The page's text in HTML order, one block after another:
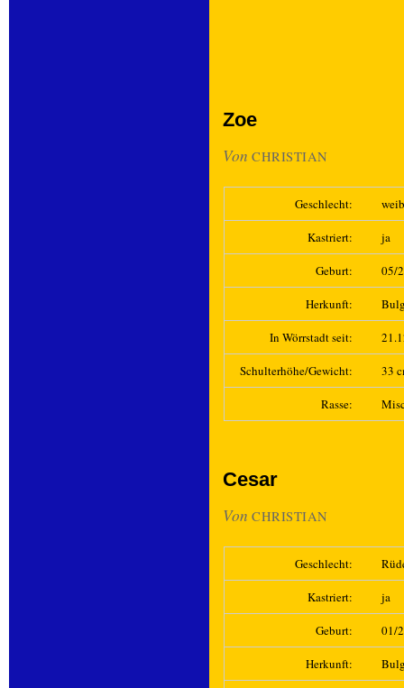
Zoe
Von CHRISTIAN
Geschlecht:
Kastriert: ja
Geburt: 05/
Herkunft:
In Wörrstadt seit:
Schulterhöhe/Gewicht: 33
Rasse:
Cesar
Von CHRISTIAN
Geschlecht:
Kastriert: ja
Geburt: 01/
Herkunft: